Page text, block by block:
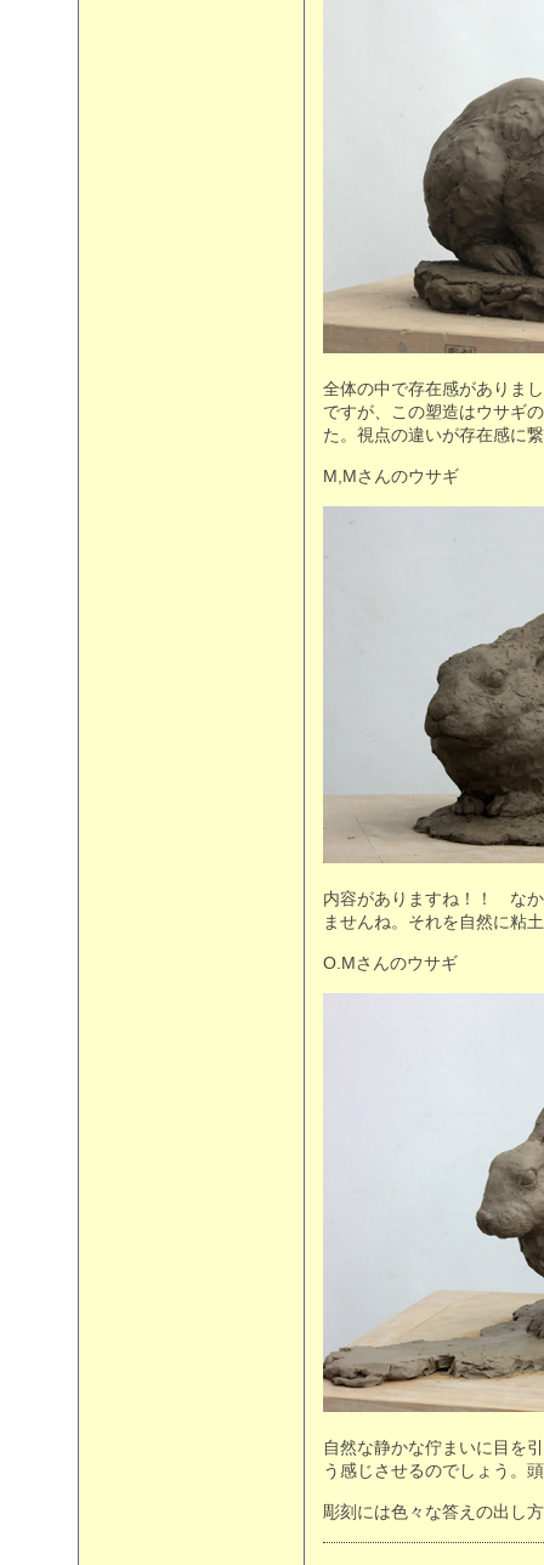
全体の中で存在感がありま
ですが、この塑造はウサギ
た。視点の違いが存在感に
M,Mさんのウサギ
内容がありますね！！ な
ませんね。それを自然に粘
O.Mさんのウサギ
自然な静かな佇まいに目を
う感じさせるのでしょう。
彫刻には色々な答えの出し